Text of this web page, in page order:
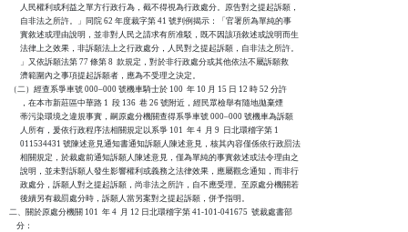
      人民權利或利益之單方行政行為，截不得視為行政處分。原告對之提起訴願，
      自非法之所許。」同院 62 年度裁字第 41 號判例揭示：「官署所為單純的事
      實敘述或理由說明，並非對人民之請求有所准駁，既不因該項敘述或說明而生
      法律上之效果，非訴願法上之行政處分，人民對之提起訴願，自非法之所許。
      」又依訴願法第 77 條第 8  款規定，對於非行政處分或其他依法不屬訴願救
      濟範圍內之事項提起訴願者，應為不受理之決定。
（二）經查系爭車號 000–000 號機車騎士於 100  年 10 月 15 日 12 時 52 分許
      ，在本市新莊區中華路 1  段 136  巷 26 號附近，經民眾檢舉有隨地拋棄煙
      蒂污染環境之違規事實，嗣原處分機關查得系爭車號 000–000 號機車為訴願
      人所有，爰依行政程序法相關規定以系爭 101  年 4  月 9  日北環稽字第 1
      011534431 號陳述意見通知書通知訴願人陳述意見，核其內容僅係依行政罰法
      相關規定，於裁處前通知訴願人陳述意見，僅為單純的事實敘述或法令理由之
      說明，並未對訴願人發生影響權利或義務之法律效果，應屬觀念通知，而非行
      政處分，訴願人對之提起訴願，尚非法之所許，自不應受理。至原處分機關若
      後續另有裁罰處分時，訴願人當另案對之提起訴願，併予指明。
二、關於原處分機關 101  年 4  月 12 日北環稽字第 41-101-041675  號裁處書部
    分：